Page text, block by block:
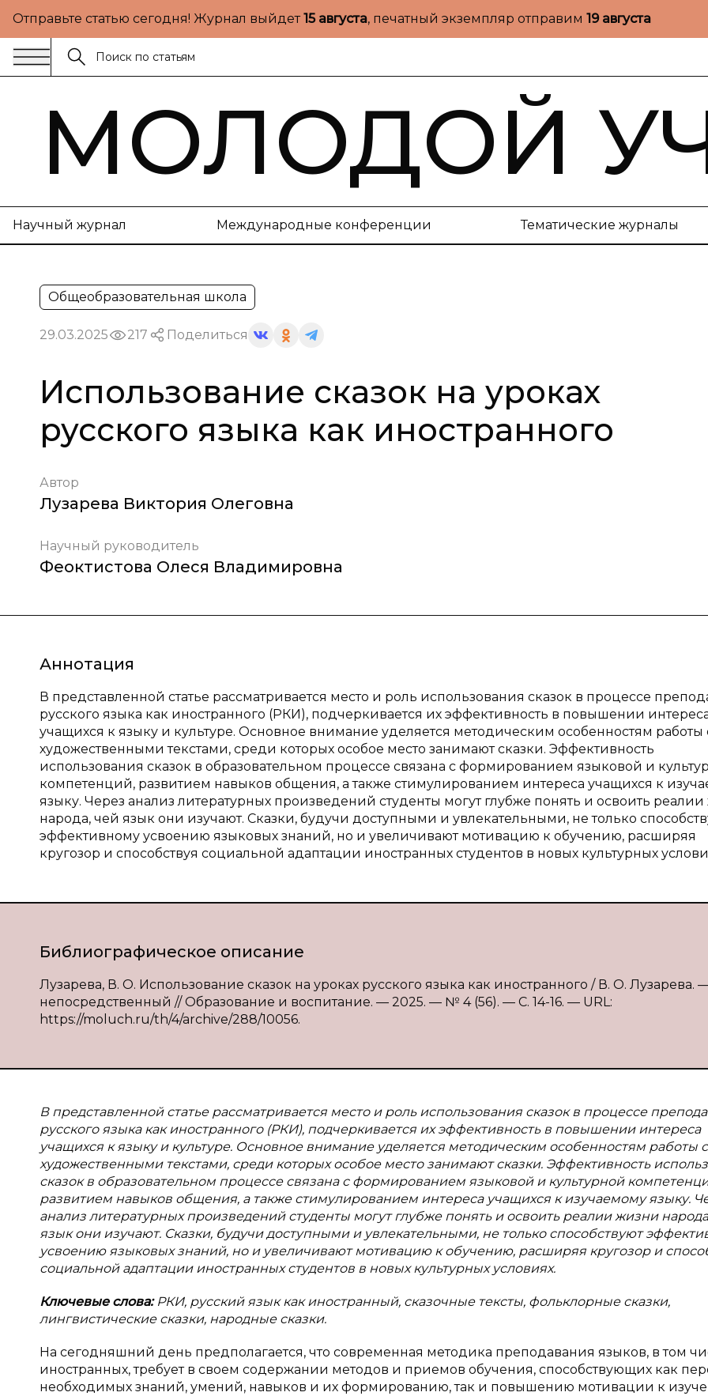
Отправьте статью сегодня! Журнал выйдет15 августа, печатный экземпляр отправим 19 августа
МОЛОДОЙ
Научный журнал Международные конференции Тематические журналы
Общеобразовательная школа
29.03.2025 217 Поделиться
Использование сказок на уроках
русского языка как иностранного
Автор
Лузарева Виктория Олеговна
Научный руководитель
Феоктистова Олеся Владимировна
Аннотация
В представленной статье рассматривается место и роль использования сказок в процессе
русского языка как иностранного (РКИ), подчеркивается их эффективность в повышении
учащихся к языку и культуре. Основное внимание уделяется методическим особенностям работы
художественными текстами, среди которых особое место занимают сказки. Эффективность
использования сказок в образовательном процессе связана с формированием языковой и
компетенций, развитием навыков общения, а также стимулированием интереса учащихся к
языку. Через анализ литературных произведений студенты могут глубже понять и освоить
народа, чей язык они изучают. Сказки, будучи доступными и увлекательными, не только
эффективному усвоению языковых знаний, но и увеличивают мотивацию к обучению, расширяя
кругозор и способствуя социальной адаптации иностранных студентов в новых культурных
Библиографическое описание
Лузарева, В. О. Использование сказок на уроках русского языка как иностранного / В. О. Лузарева. —
непосредственный // Образование и воспитание. — 2025. — № 4 (56). — С. 14-16. — URL:
https://moluch.ru/th/4/archive/288/10056.
В представленной статье рассматривается место и роль использования сказок в процессе
русского языка как иностранного (РКИ), подчеркивается их эффективность в повышении интереса
учащихся к языку и культуре. Основное внимание уделяется методическим особенностям работы с
художественными текстами, среди которых особое место занимают сказки. Эффективность
сказок в образовательном процессе связана с формированием языковой и культурной
развитием навыков общения, а также стимулированием интереса учащихся к изучаемому языку.
анализ литературных произведений студенты могут глубже понять и освоить реалии жизни
язык они изучают. Сказки, будучи доступными и увлекательными, не только способствуют
усвоению языковых знаний, но и увеличивают мотивацию к обучению, расширяя кругозор и
социальной адаптации иностранных студентов в новых культурных условиях.
Ключевые слова: РКИ, русский язык как иностранный, сказочные тексты, фольклорные сказки,
лингвистические сказки, народные сказки.
На сегодняшний день предполагается, что современная методика преподавания языков, в том
иностранных, требует в своем содержании методов и приемов обучения, способствующих как
необходимых знаний, умений, навыков и их формированию, так и повышению мотивации к